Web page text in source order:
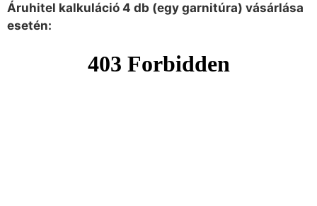
Áruhitel kalkuláció 4 db (egy garnitúra) vásárlása
esetén: